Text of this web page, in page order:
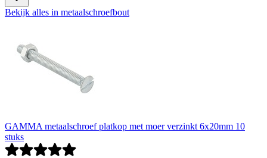
Bekijk alles in metaalschroefbout
GAMMA metaalschroef platkop met moer verzinkt 6x20mm 10
stuks